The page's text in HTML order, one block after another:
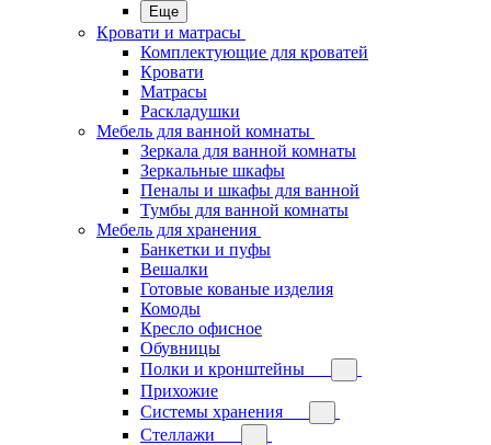
Еще
Кровати и матрасы
Комплектующие для кроватей
Кровати
Матрасы
Раскладушки
Мебель для ванной комнаты
Зеркала для ванной комнаты
Зеркальные шкафы
Пеналы и шкафы для ванной
Тумбы для ванной комнаты
Мебель для хранения
Банкетки и пуфы
Вешалки
Готовые кованые изделия
Комоды
Кресло офисное
Обувницы
Полки и кронштейны
Прихожие
Системы хранения
Стеллажи